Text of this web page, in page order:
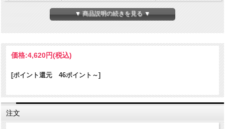
製造国 アメリカ合衆国
発売国 日本
説明書等:なし
年・月は、一致しない場合がございます。ストックを利用する関係上
ずれが生じます(場合によっては数年)。
※当店では真贋確認の上、簡易クリーニング、フリントの発火ができ
▼ 商品説明の続きを見る ▼
価格:4,620円(税込)
[ポイント還元 46ポイント～]
注文